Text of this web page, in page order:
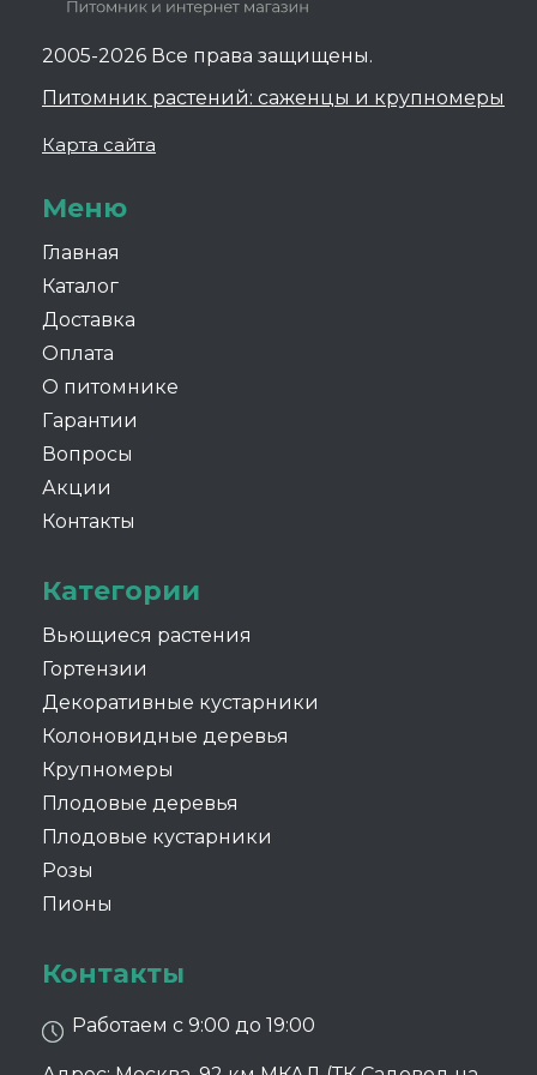
2005-2026 Все права защищены.
Питомник растений: саженцы и крупномеры
Карта сайта
Меню
Главная
Каталог
Доставка
Оплата
О питомнике
Гарантии
Вопросы
Акции
Контакты
Категории
Вьющиеся растения
Гортензии
Декоративные кустарники
Колоновидные деревья
Крупномеры
Плодовые деревья
Плодовые кустарники
Розы
Пионы
Контакты
Работаем с 9:00 до 19:00